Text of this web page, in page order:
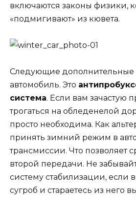
включаются законы физики,
«подмигивают» из кювета.
Следующие дополнительные
автомобиль. Это
система. Если вам зачастую
трогаться на обледенелой
просто необходима. Как
принять зимний режим в
трансмиссии. Что позволяет
второй передачи. Не
систему стабилизации, если
сугроб и стараетесь из него